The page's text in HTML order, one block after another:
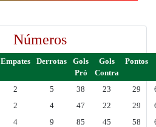
Números
Empates Derrotas
Gols
Pró
Gols
Contra
Pontos
2 5 38 23 29
2 4 47 22 29
4 9 85 45 58